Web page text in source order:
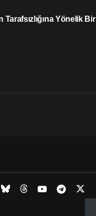
Tarafsızlığına Yönelik Bir